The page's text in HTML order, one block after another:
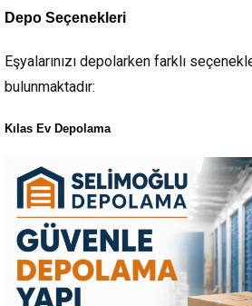
Depo Seçenekleri
Eşyalarınızı depolarken farklı
bulunmaktadır:
Kılas Ev Depolama